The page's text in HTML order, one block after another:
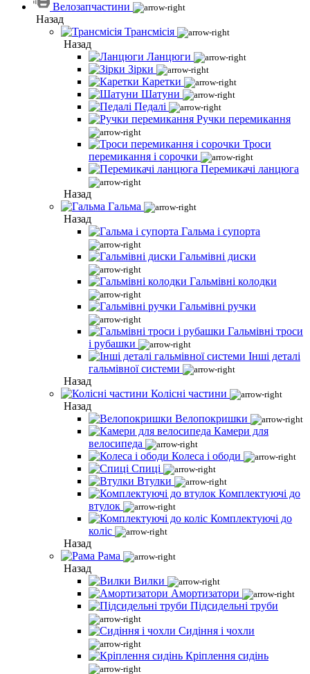
Велозапчастини
Назад
Трансмісія
Назад
Ланцюги
Зірки
Каретки
Шатуни
Педалі
Ручки перемикання
Троси
перемикання і сорочки
Перемикачі ланцюга
Назад
Гальма
Назад
Гальма і супорта
Гальмівні диски
Гальмівні колодки
Гальмівні ручки
Гальмівні троси
і рубашки
Інші деталі
гальмівної системи
Назад
Колісні частини
Назад
Велопокришки
Камери для
велосипеда
Колеса і ободи
Спиці
Втулки
Комплектуючі до
втулок
Комплектуючі до
коліс
Назад
Рама
Назад
Вилки
Амортизатори
Підсидельні труби
Сидіння і чохли
Кріплення сидінь